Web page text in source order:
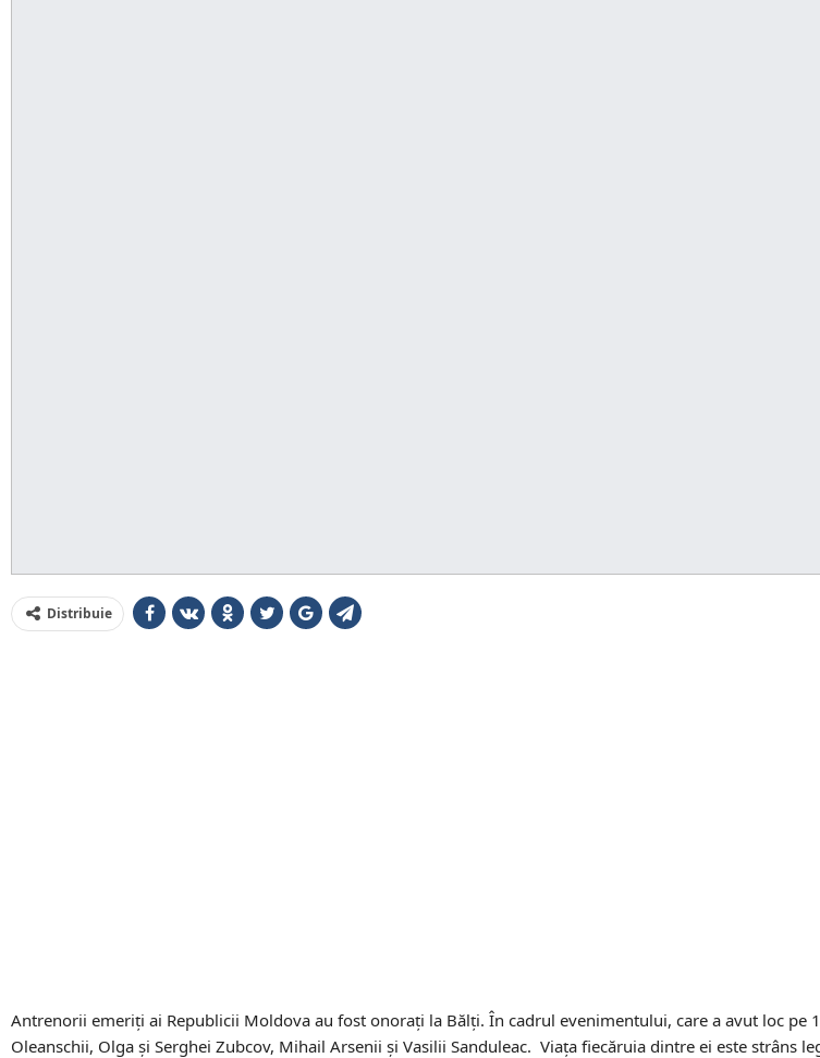
Distribuie
Antrenorii emeriți ai Republicii Moldova au fost onorați la Bălți. În cadrul evenimentului, care a avut loc pe
Oleanschii, Olga și Serghei Zubcov, Mihail Arsenii și Vasilii Sanduleac. Viața fiecăruia dintre ei este strâns